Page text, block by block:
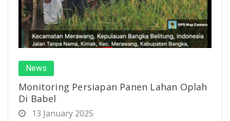
News
Monitoring Persiapan Panen Lahan Oplah
Di Babel
13 January 2025